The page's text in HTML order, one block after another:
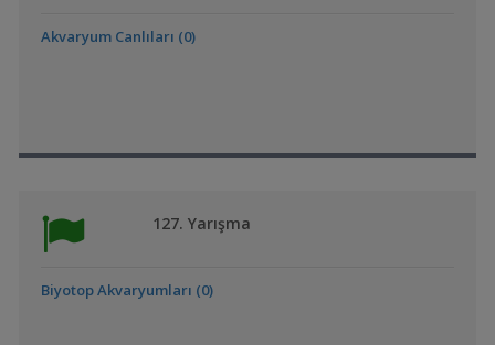
Akvaryum Canlıları (0)
127. Yarışma
Biyotop Akvaryumları (0)